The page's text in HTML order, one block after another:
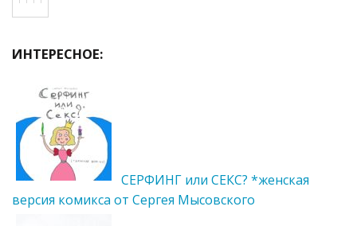
ИНТЕРЕСНОЕ:
СЕРФИНГ или СЕКС? *женская
версия комикса от Сергея Мысовского